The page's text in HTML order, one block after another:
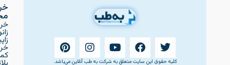
کلیه حقوق این سایت متعلق به شرکت به طب آنلاین می‌باشد.